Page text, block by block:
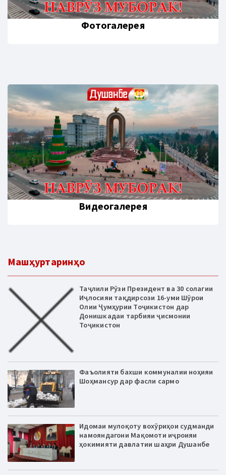
Фотогалерея
Видеогалерея
Машҳуртаринҳо
Таҷлили Рӯзи Президент ва 30 солагии
Иҷлосияи тақдирсози 16-уми Шӯрои
Олии Ҷумҳурии Тоҷикистон дар
Донишкадаи тарбияи ҷисмонии
Тоҷикистон
Фаъолияти бахши коммуналии ноҳияи
Шоҳмансур дар фасли сармо
Идомаи мулоқоту вохӯриҳои судманди
намояндагони Мақомоти иҷроияи
ҳокимияти давлатии шаҳри Душанбе